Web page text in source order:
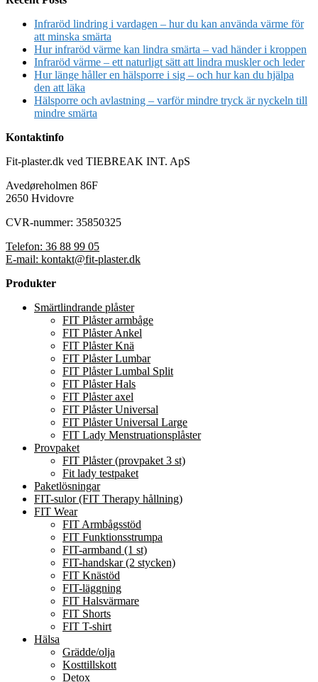
Infraröd lindring i vardagen – hur du kan använda värme för
att minska smärta
Hur infraröd värme kan lindra smärta – vad händer i kroppen
Infraröd värme – ett naturligt sätt att lindra muskler och leder
Hur länge håller en hälsporre i sig – och hur kan du hjälpa
den att läka
Hälsporre och avlastning – varför mindre tryck är nyckeln till
mindre smärta
Kontaktinfo
Fit-plaster.dk ved TIEBREAK INT. ApS
Avedøreholmen 86F
2650 Hvidovre
CVR-nummer: 35850325
Telefon: 36 88 99 05
E-mail: kontakt@fit-plaster.dk
Produkter
Smärtlindrande plåster
FIT Plåster armbåge
FIT Plåster Ankel
FIT Plåster Knä
FIT Plåster Lumbar
FIT Plåster Lumbal Split
FIT Plåster Hals
FIT Plåster axel
FIT Plåster Universal
FIT Plåster Universal Large
FIT Lady Menstruationsplåster
Provpaket
FIT Plåster (provpaket 3 st)
Fit lady testpaket
Paketlösningar
FIT-sulor (FIT Therapy hållning)
FIT Wear
FIT Armbågsstöd
FIT Funktionsstrumpa
FIT-armband (1 st)
FIT-handskar (2 stycken)
FIT Knästöd
FIT-läggning
FIT Halsvärmare
FIT Shorts
FIT T-shirt
Hälsa
Grädde/olja
Kosttillskott
Detox